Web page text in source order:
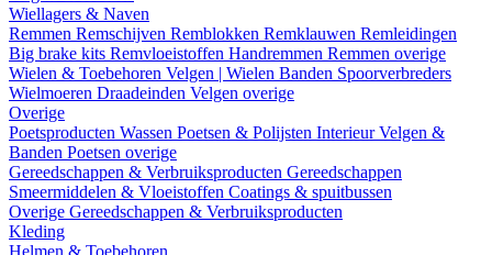
Wiellagers & Naven
Remmen Remschijven Remblokken Remklauwen Remleidingen
Big brake kits Remvloeistoffen Handremmen Remmen overige
Wielen & Toebehoren Velgen | Wielen Banden Spoorverbreders
Wielmoeren Draadeinden Velgen overige
Overige
Poetsproducten Wassen Poetsen & Polijsten InterieurVelgen &
Banden Poetsen overige
Gereedschappen & Verbruiksproducten Gereedschappen
Smeermiddelen & Vloeistoffen Coatings & spuitbussen
Overige Gereedschappen & Verbruiksproducten
Kleding
Helmen & Toebehoren